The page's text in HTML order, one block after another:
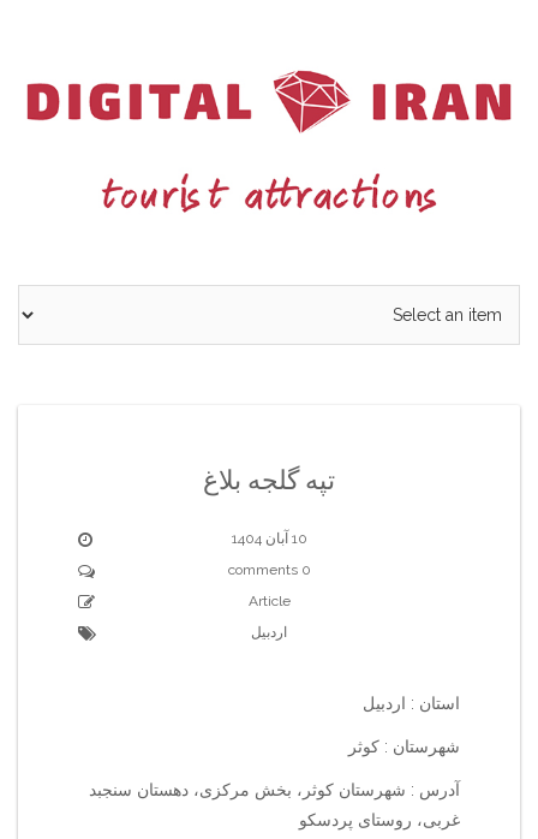
تپه گلجه بلاغ
10 آبان 1404
0 comments
Article
اردبیل
استان : اردبیل
شهرستان : کوثر
آدرس : شهرستان کوثر، بخش مرکزی، دهستان سنجبد
غربی، روستای پردسکو